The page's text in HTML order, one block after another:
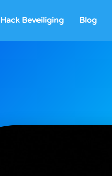
Hack Beveiliging Blog